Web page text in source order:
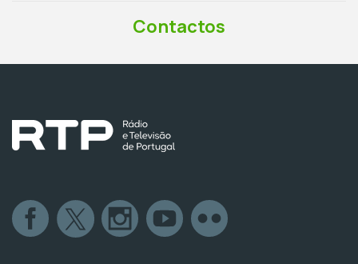
Contactos